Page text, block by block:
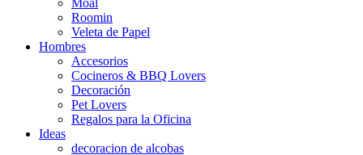
Moal
Roomin
Veleta de Papel
Hombres
Accesorios
Cocineros & BBQ Lovers
Decoración
Pet Lovers
Regalos para la Oficina
Ideas
decoracion de alcobas